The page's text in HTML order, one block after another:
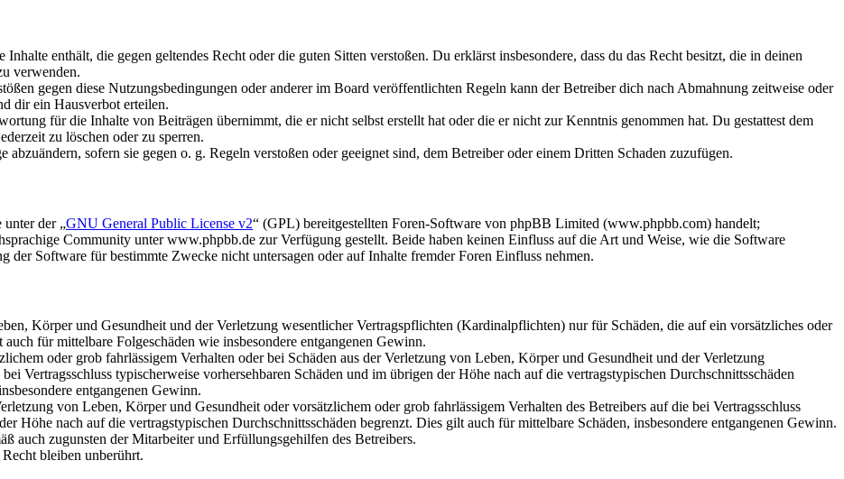
enthält, die gegen geltendes Recht oder die guten Sitten verstoßen. Du erklärst insbesondere, dass du das Recht besitzt, die in deinen
verwenden.
gegen diese Nutzungsbedingungen oder anderer im Board veröffentlichten Regeln kann der Betreiber dich nach Abmahnung zeitweise oder
dir ein Hausverbot erteilen.
für die Inhalte von Beiträgen übernimmt, die er nicht selbst erstellt hat oder die er nicht zur Kenntnis genommen hat. Du gestattest dem
zu löschen oder zu sperren.
abzuändern, sofern sie gegen o. g. Regeln verstoßen oder geeignet sind, dem Betreiber oder einem Dritten Schaden zuzufügen.
unter der „GNU General Public License v2“ (GPL) bereitgestellten Foren-Software von phpBB Limited (www.phpbb.com) handelt;
Community unter www.phpbb.de zur Verfügung gestellt. Beide haben keinen Einfluss auf die Art und Weise, wie die Software
der Software für bestimmte Zwecke nicht untersagen oder auf Inhalte fremder Foren Einfluss nehmen.
Körper und Gesundheit und der Verletzung wesentlicher Vertragspflichten (Kardinalpflichten) nur für Schäden, die auf ein vorsätzliches oder
für mittelbare Folgeschäden wie insbesondere entgangenen Gewinn.
oder grob fahrlässigem Verhalten oder bei Schäden aus der Verletzung von Leben, Körper und Gesundheit und der Verletzung
Vertragsschluss typischerweise vorhersehbaren Schäden und im übrigen der Höhe nach auf die vertragstypischen Durchschnittsschäden
entgangenen Gewinn.
von Leben, Körper und Gesundheit oder vorsätzlichem oder grob fahrlässigem Verhalten des Betreibers auf die bei Vertragsschluss
Höhe nach auf die vertragstypischen Durchschnittsschäden begrenzt. Dies gilt auch für mittelbare Schäden, insbesondere entgangenen Gewinn.
auch zugunsten der Mitarbeiter und Erfüllungsgehilfen des Betreibers.
bleiben unberührt.